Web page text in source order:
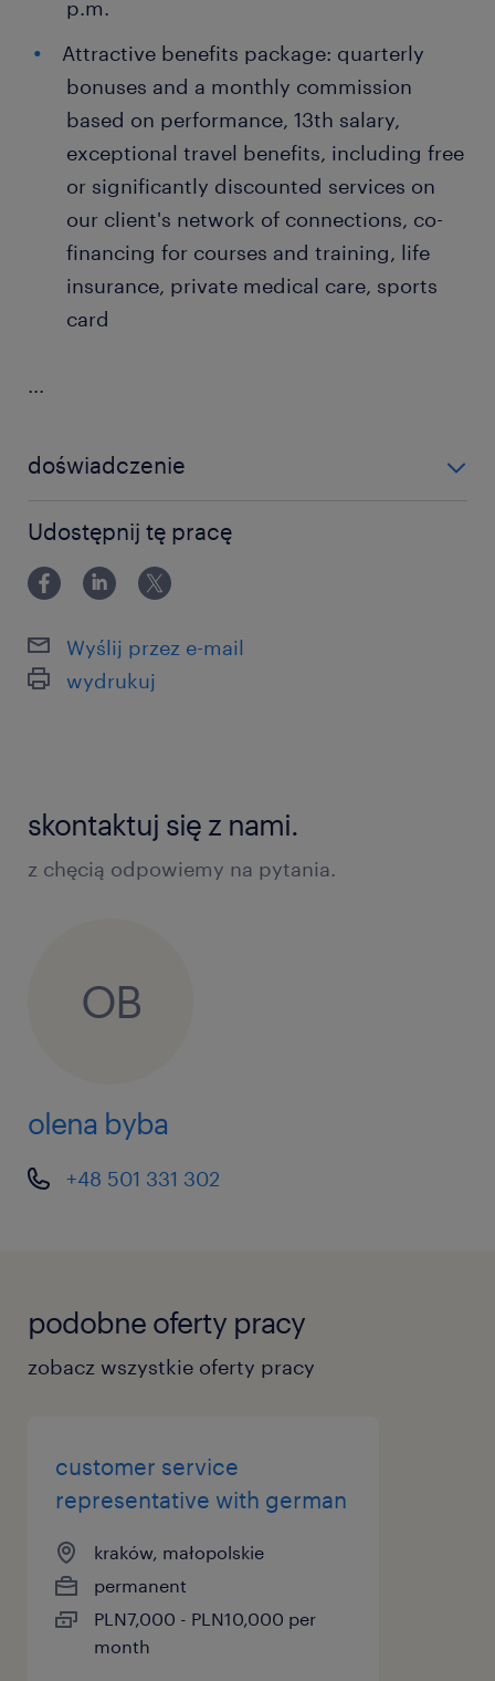
p.m.
Attractive benefits package: quarterly
bonuses and a monthly commission
based on performance, 13th salary,
exceptional travel benefits, including free
or significantly discounted services on
our client's network of connections, co-
financing for courses and training, life
insurance, private medical care, sports
card
...
doświadczenie
Udostępnij tę pracę
Wyślij przez e-mail
wydrukuj
skontaktuj się z nami.
z chęcią odpowiemy na pytania.
OB
olena byba
+48 501 331 302
podobne oferty pracy
zobacz wszystkie oferty pracy
customer service
representative with german
kraków, małopolskie
permanent
PLN7,000 - PLN10,000 per
month